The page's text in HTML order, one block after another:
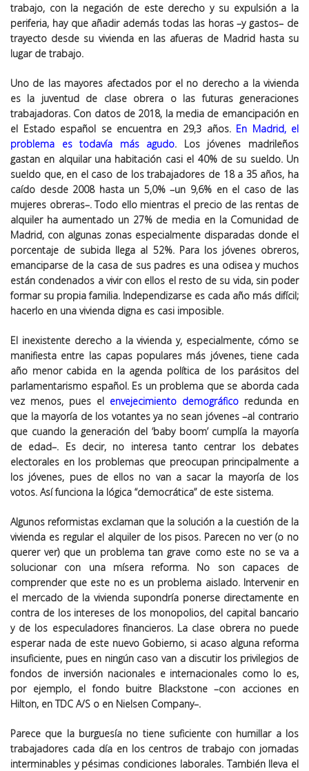
trabajo, con la negación de este derecho y su expulsión a la
periferia, hay que añadir además todas las horas –y gastos– de
trayecto desde su vivienda en las afueras de Madrid hasta su
lugar de trabajo.
Uno de las mayores afectados por el no derecho a la vivienda
es la juventud de clase obrera o las futuras generaciones
trabajadoras. Con datos de 2018, la media de emancipación en
el Estado español se encuentra en 29,3 años. En Madrid, el
problema es todavía más agudo. Los jóvenes madrileños
gastan en alquilar una habitación casi el 40% de su sueldo. Un
sueldo que, en el caso de los trabajadores de 18 a 35 años, ha
caído desde 2008 hasta un 5,0% –un 9,6% en el caso de las
mujeres obreras–. Todo ello mientras el precio de las rentas de
alquiler ha aumentado un 27% de media en la Comunidad de
Madrid, con algunas zonas especialmente disparadas donde el
porcentaje de subida llega al 52%. Para los jóvenes obreros,
emanciparse de la casa de sus padres es una odisea y muchos
están condenados a vivir con ellos el resto de su vida, sin poder
formar su propia familia. Independizarse es cada año más difícil;
hacerlo en una vivienda digna es casi imposible.
El inexistente derecho a la vivienda y, especialmente, cómo se
manifiesta entre las capas populares más jóvenes, tiene cada
año menor cabida en la agenda política de los parásitos del
parlamentarismo español. Es un problema que se aborda cada
vez menos, pues el envejecimiento demográfico redunda en
que la mayoría de los votantes ya no sean jóvenes –al contrario
que cuando la generación del ‘baby boom’ cumplía la mayoría
de edad–. Es decir, no interesa tanto centrar los debates
electorales en los problemas que preocupan principalmente a
los jóvenes, pues de ellos no van a sacar la mayoría de los
votos. Así funciona la lógica “democrática” de este sistema.
Algunos reformistas exclaman que la solución a la cuestión de la
vivienda es regular el alquiler de los pisos. Parecen no ver (o no
querer ver) que un problema tan grave como este no se va a
solucionar con una mísera reforma. No son capaces de
comprender que este no es un problema aislado. Intervenir en
el mercado de la vivienda supondría ponerse directamente en
contra de los intereses de los monopolios, del capital bancario
y de los especuladores financieros. La clase obrera no puede
esperar nada de este nuevo Gobierno, si acaso alguna reforma
insuficiente, pues en ningún caso van a discutir los privilegios de
fondos de inversión nacionales e internacionales como lo es,
por ejemplo, el fondo buitre Blackstone –con acciones en
Hilton, en TDC A/S o en Nielsen Company–.
Parece que la burguesía no tiene suficiente con humillar a los
trabajadores cada día en los centros de trabajo con jornadas
interminables y pésimas condiciones laborales. También lleva el